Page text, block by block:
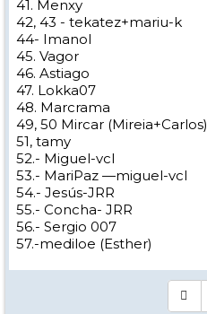
41. Menxy
42, 43 - tekatez+mariu-k
44- Imanol
45. Vagor
46. Astiago
47. Lokka07
48. Marcrama
49, 50 Mircar (Mireia+Carlos)
51, tamy
52.- Miguel-vcl
53.- MariPaz —miguel-vcl
54.- Jesús-JRR
55.- Concha- JRR
56.- Sergio 007
57.-mediloe (Esther)